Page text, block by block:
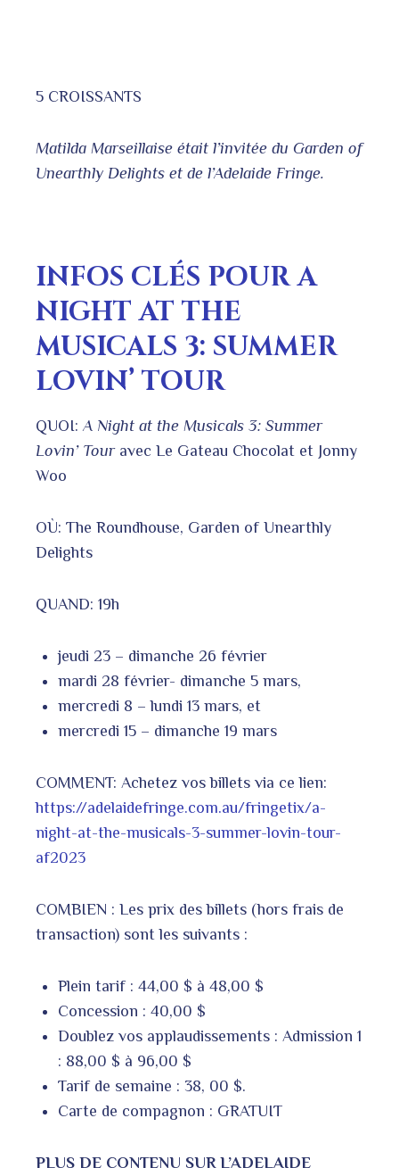
5 CROISSANTS
Matilda Marseillaise était l’invitée du Garden of
Unearthly Delights et de l’Adelaide Fringe.
INFOS CLÉS POUR A
NIGHT AT THE
MUSICALS 3: SUMMER
LOVIN’ TOUR
QUOI: A Night at the Musicals 3: Summer
Lovin’ Touravec Le Gateau Chocolat et Jonny
Woo
OÙ: The Roundhouse, Garden of Unearthly
Delights
QUAND: 19h
jeudi 23 – dimanche 26 février
mardi 28 février- dimanche 5 mars,
mercredi 8 – lundi 13 mars, et
mercredi 15 – dimanche 19 mars
COMMENT: Achetez vos billets via ce lien:
https://adelaidefringe.com.au/fringetix/a-
night-at-the-musicals-3-summer-lovin-tour-
af2023
COMBIEN : Les prix des billets (hors frais de
transaction) sont les suivants :
Plein tarif : 44,00 $ à 48,00 $
Concession : 40,00 $
Doublez vos applaudissements : Admission 1
: 88,00 $ à 96,00 $
Tarif de semaine : 38, 00 $.
Carte de compagnon : GRATUIT
PLUS DE CONTENU SUR L’ADELAIDE